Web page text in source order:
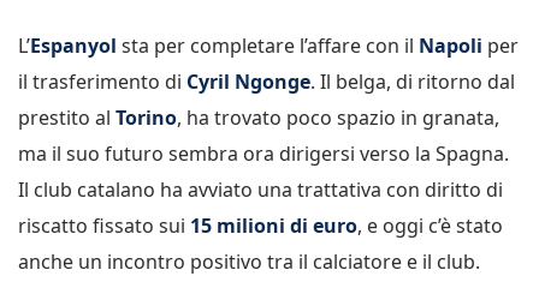
L’Espanyol sta per completare l’affare con il Napoli per
il trasferimento di Cyril Ngonge. Il belga, di ritorno dal
prestito al Torino, ha trovato poco spazio in granata,
ma il suo futuro sembra ora dirigersi verso la Spagna.
Il club catalano ha avviato una trattativa con diritto di
riscatto fissato sui 15 milioni di euro, e oggi c’è stato
anche un incontro positivo tra il calciatore e il club.